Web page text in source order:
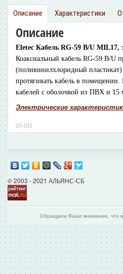
Описание Характеристики
Описание
Eletec Кабель RG-59 B/U MIL17,
Коаксиальный кабель RG-59 B/U
(поливинилхлоридный
протягивать кабель в
кабелей с оболочкой из ПВХ и 15
Электрические
03-011
© 2003 - 2021 АЛЬЯНС-СБ
Обращаем Ваше внимание, что